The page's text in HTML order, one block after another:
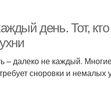
день. Тот,
далеко не каждый.
сноровки и немалых